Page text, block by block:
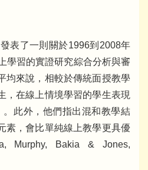
表了一則關於1996到2008年
學習的實證研究綜合分析與審
均來說，相較於傳統面授教學
，在線上情境學習的學生表現
此外，他們指出混和教學結
素，會比單純線上教學更具優
Murphy, Bakia & Jones,